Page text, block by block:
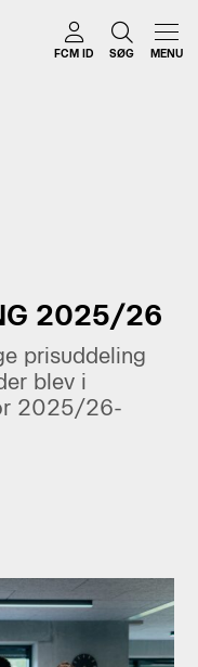
FCM ID SØG MENU
2025/26
prisuddeling
blev i
2025/26-